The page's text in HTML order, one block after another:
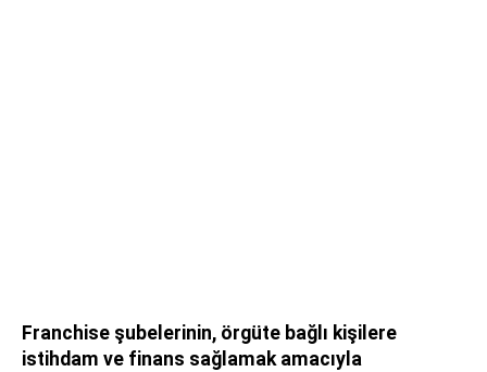
Franchise şubelerinin, örgüte bağlı kişilere
istihdam ve finans sağlamak amacıyla